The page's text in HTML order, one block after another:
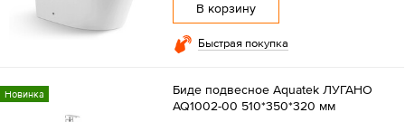
В корзину
Быстрая покупка
Новинка
Биде подвесное Aquatek ЛУГАНО
AQ1002-00 510*350*320 мм